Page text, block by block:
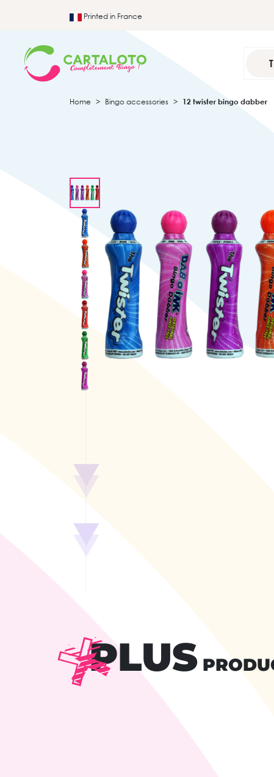
Printed in France
Home Bingo accessories 12 twister bingo dabber
PLUS